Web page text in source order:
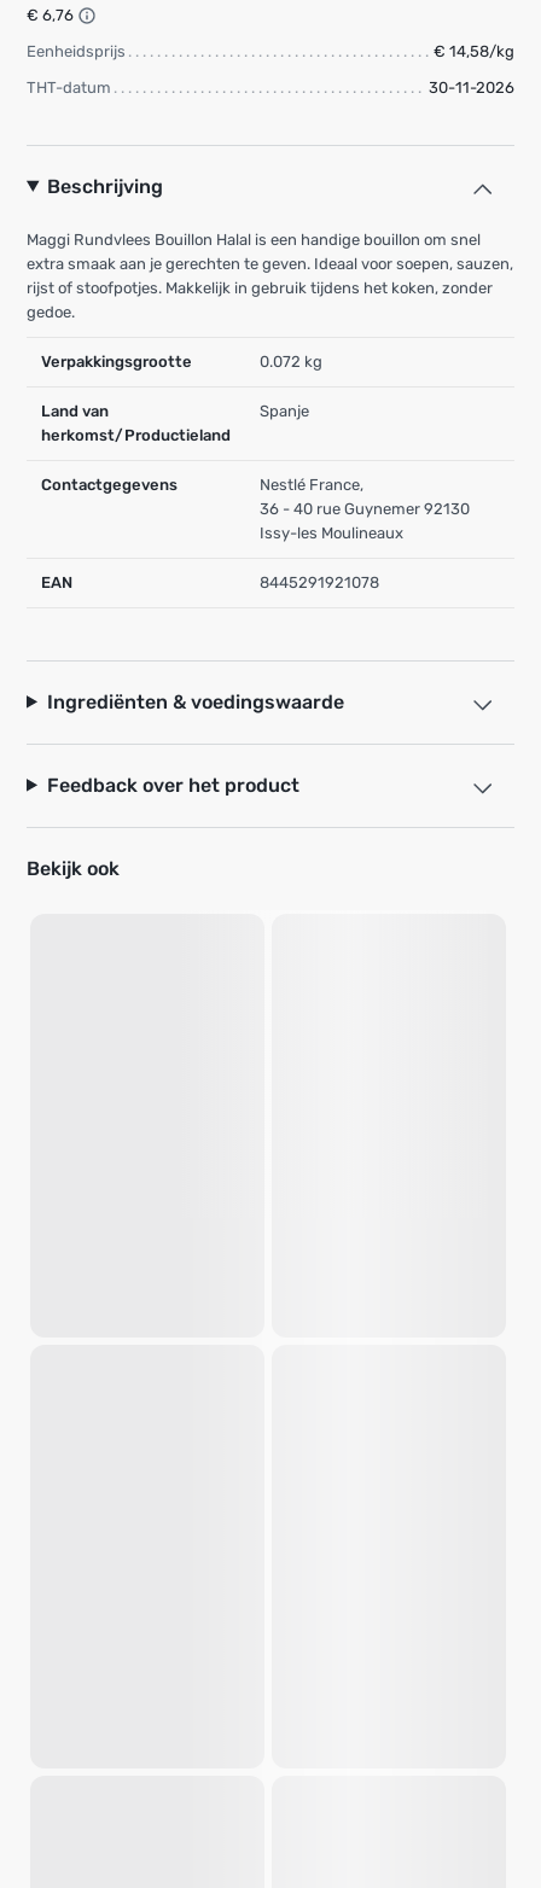
€ 6,76
Eenheidsprijs
€ 14,58/kg
THT-datum
30-11-2026
Beschrijving
Maggi Rundvlees Bouillon Halal is een handige bouillon om snel
extra smaak aan je gerechten te geven. Ideaal voor soepen, sauzen,
rijst of stoofpotjes. Makkelijk in gebruik tijdens het koken, zonder
gedoe.
Verpakkingsgrootte 0.072 kg
Land van
herkomst/Productieland
Spanje
Contactgegevens
Nestlé France,
36 - 40 rue Guynemer 92130
Issy-les Moulineaux
EAN 8445291921078
Ingrediënten & voedingswaarde
Feedback over het product
Bekijk ook